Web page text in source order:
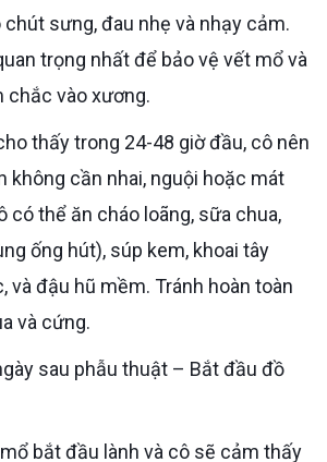
sưng, đau nhẹ và nhạy cảm.
trọng nhất để bảo vệ vết mổ và
chắc vào xương.
không cần nhai, nguội hoặc mát
có thể ăn cháo loãng, sữa chua,
ống hút), súp kem, khoai tây
và đậu hũ mềm. Tránh hoàn toàn
và cứng.